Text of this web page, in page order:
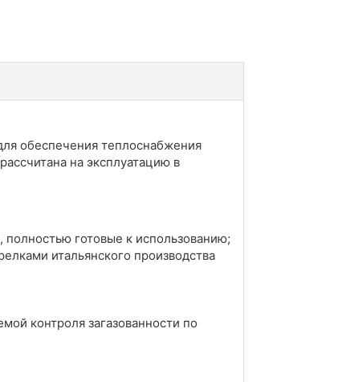
обеспечения теплоснабжения
на эксплуатацию в
готовые к использованию;
итальянского производства
контроля загазованности по